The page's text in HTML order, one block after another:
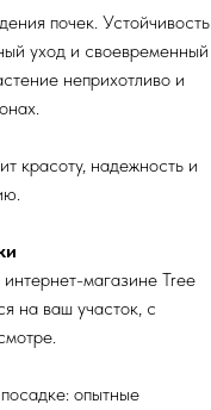
почек. Устойчивость
уход и своевременный
неприхотливо и
красоту, надежность и
магазине Tree
на ваш участок, с
опытные